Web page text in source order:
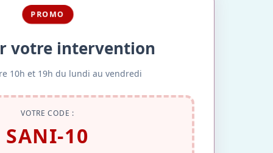
PROMO
votre intervention
10h et 19h du lundi au vendredi
VOTRE CODE :
SANI-10